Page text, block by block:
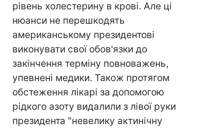
рівень холестерину в крові. Але ці
нюанси не перешкодять
американському президентові
виконувати свої обов'язки до
закінчення терміну повноважень,
упевнені медики. Також протягом
обстеження лікарі за допомогою
рідкого азоту видалили з лівої руки
президента "невелику актинічну